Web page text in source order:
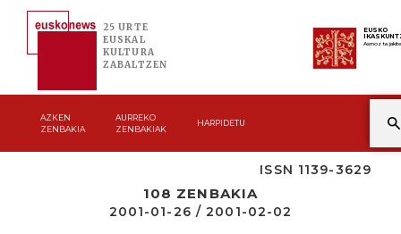
25 URTE
EUSKAL
KULTURA
ZABALTZEN
EUSKO
Asmoz ta
AZKEN
ZENBAKIA
AURREKO
ZENBAKIAK
HARPIDETU
ISSN 1139-3629
108 ZENBAKIA
2001-01-26 / 2001-02-02